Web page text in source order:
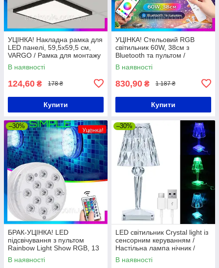
УЦІНКА! Накладна рамка для
LED панелі, 59,5x59,5 см,
VARGO / Рамка для монтажу
LED панелі / Рамка для
світлодіодної панелі
В наявності
124,60 ₴ 178 ₴
Купити
УЦІНКА! Стельовий RGB
світильник 60W, 38см з
Bluetooth та пультом /
Світлодіодна лампа / Люстра
з регулюванням яскравості
В наявності
830,90 ₴ 1 187 ₴
Купити
–30%
БРАК-УЦІНКА! LED
підсвічування з пультом
Rainbow Light Show RGB, 13
LED / Водонепроникний
світильник / Світлодіодне
В наявності
–30%
LED світильник Crystal light із
сенсорним керуванням /
Настільна лампа нічник /
Декоративна лед лампа
В наявності